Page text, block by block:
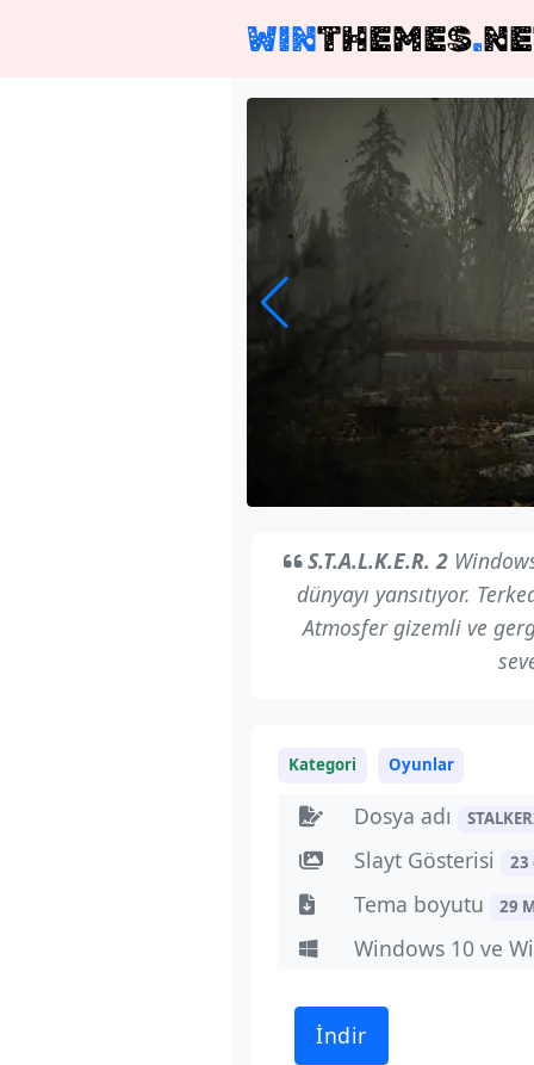
WINTHEMES.
S.T.A.L.K.E.R. 2
dünyayı yansıtıyor.
Atmosfer gizemli ve
Kategori Oyunlar
Dosya adı
Slayt Gösterisi 23
Tema boyutu 29
Windows 10 ve
İndir